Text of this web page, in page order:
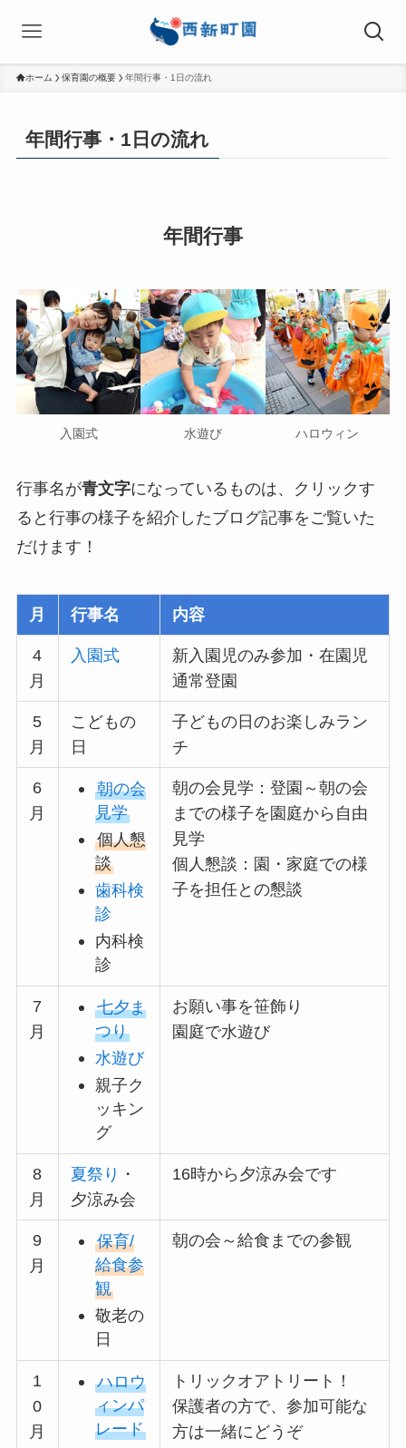
ホーム 保育園の概要 年間行事・1日の流れ
年間行事・1日の流れ
年間行事
入園式 水遊び ハロウィン
行事名が青文字になっているものは、クリックす
ると行事の様子を紹介したブログ記事をご覧いた
だけます！
月 行事名 内容
4
月
入園式
新入園児のみ参加・在園児
通常登園
5
月
こどもの
日
子どもの日のお楽しみラン
チ
6
月
朝の会
見学
個人懇
談
歯科検
診
内科検
診
朝の会見学：登園～朝の会
までの様子を園庭から自由
見学
個人懇談：園・家庭での様
子を担任との懇談
7
月
七夕ま
つり
水遊び
親子ク
ッキン
グ
お願い事を笹飾り
園庭で水遊び
8
月
夏祭り ・
夕涼み会
16時から夕涼み会です
9
月
保育/
給食参
観
敬老の
日
朝の会～給食までの参観
1
0
月
ハロウ
ィンパ
レード
トリックオアトリート！
保護者の方で、参加可能な
方は一緒にどうぞ